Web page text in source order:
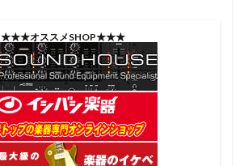
★★★オススメSHOP★★★